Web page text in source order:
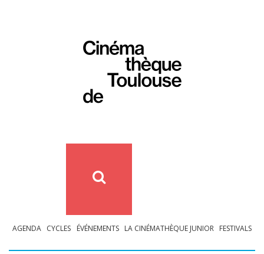
AGENDA CYCLES ÉVÉNEMENTS LA CINÉMATHÈQUE JUNIOR FESTIVALS